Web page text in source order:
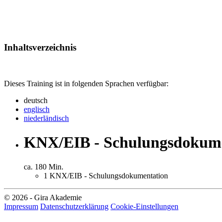
Inhaltsverzeichnis
Dieses Training ist in folgenden Sprachen verfügbar:
deutsch
englisch
niederländisch
KNX/EIB -
ca. 180 Min.
1 KNX/EIB - Schulungsdokumentation
© 2026 - Gira Akademie
Impressum Datenschutzerklärung Cookie-Einstellungen